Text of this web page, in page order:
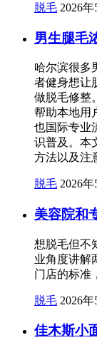
脱毛 2026年
男生腿毛
哈尔滨很多
者健身想让
做脱毛修整
帮助本地用
也国际专业
识普及。本
方法以及注
脱毛 2026年
美容院和
想脱毛但不
业角度讲解
门店的标准
脱毛 2026年
佳木斯小